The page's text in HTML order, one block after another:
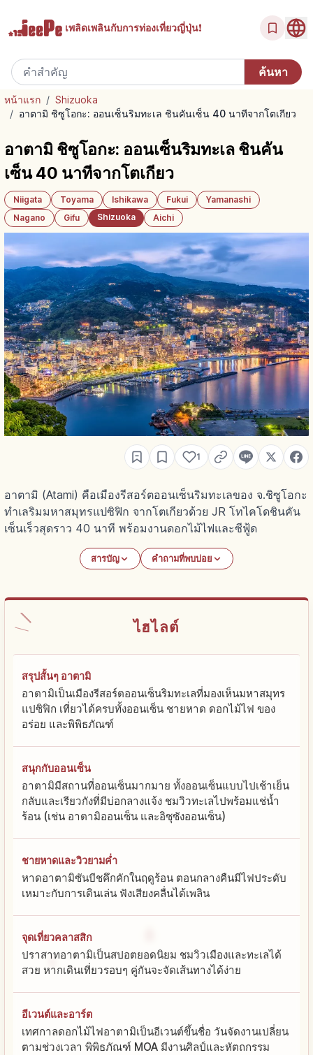
เพลิดเพลินกับการท่องเที่ยวญี่ปุ่น!
หน้าแรก / Shizuoka
/ อาตามิ ชิซูโอกะ: ออนเซ็นริมทะเล ชินคันเซ็น 40 นาทีจากโตเกียว
อาตามิ ชิซูโอกะ: ออนเซ็นริมทะเล ชินคัน
เซ็น 40 นาทีจากโตเกียว
Niigata Toyama Ishikawa Fukui
Yamanashi
Nagano
Gifu Shizuoka Aichi
1
อาตามิ (Atami) คือเมืองรีสอร์ตออนเซ็นริมทะเลของ จ.ชิซูโอกะ
ทำเลริมมหาสมุทรแปซิฟิก จากโตเกียวด้วย JR โทไคโดชินคัน
เซ็นเร็วสุดราว 40 นาที พร้อมงานดอกไม้ไฟและซีฟู้ด
สารบัญ คำถามที่พบบ่อย
ไฮไลต์
สรุปสั้นๆ อาตามิ
อาตามิเป็นเมืองรีสอร์ตออนเซ็นริมทะเลที่มองเห็นมหาสมุทร
แปซิฟิก เที่ยวได้ครบทั้งออนเซ็น ชายหาด ดอกไม้ไฟ ของ
อร่อย และพิพิธภัณฑ์
สนุกกับออนเซ็น
อาตามิมีสถานที่ออนเซ็นมากมาย ทั้งออนเซ็นแบบไปเช้าเย็น
กลับและเรียวกังที่มีบ่อกลางแจ้ง ชมวิวทะเลไปพร้อมแช่น้ำ
ร้อน (เช่น อาตามิออนเซ็น และอิซุซังออนเซ็น)
ชายหาดและวิวยามค่ำ
หาดอาตามิซันบีชคึกคักในฤดูร้อน ตอนกลางคืนมีไฟประดับ
เหมาะกับการเดินเล่น ฟังเสียงคลื่นได้เพลิน
จุดเที่ยวคลาสสิก
ปราสาทอาตามิเป็นสปอตยอดนิยม ชมวิวเมืองและทะเลได้
สวย หากเดินเที่ยวรอบๆ คู่กันจะจัดเส้นทางได้ง่าย
อีเวนต์และอาร์ต
เทศกาลดอกไม้ไฟอาตามิเป็นอีเวนต์ขึ้นชื่อ วันจัดงานเปลี่ยน
ตามช่วงเวลา พิพิธภัณฑ์ MOA มีงานศิลป์และหัตถกรรม